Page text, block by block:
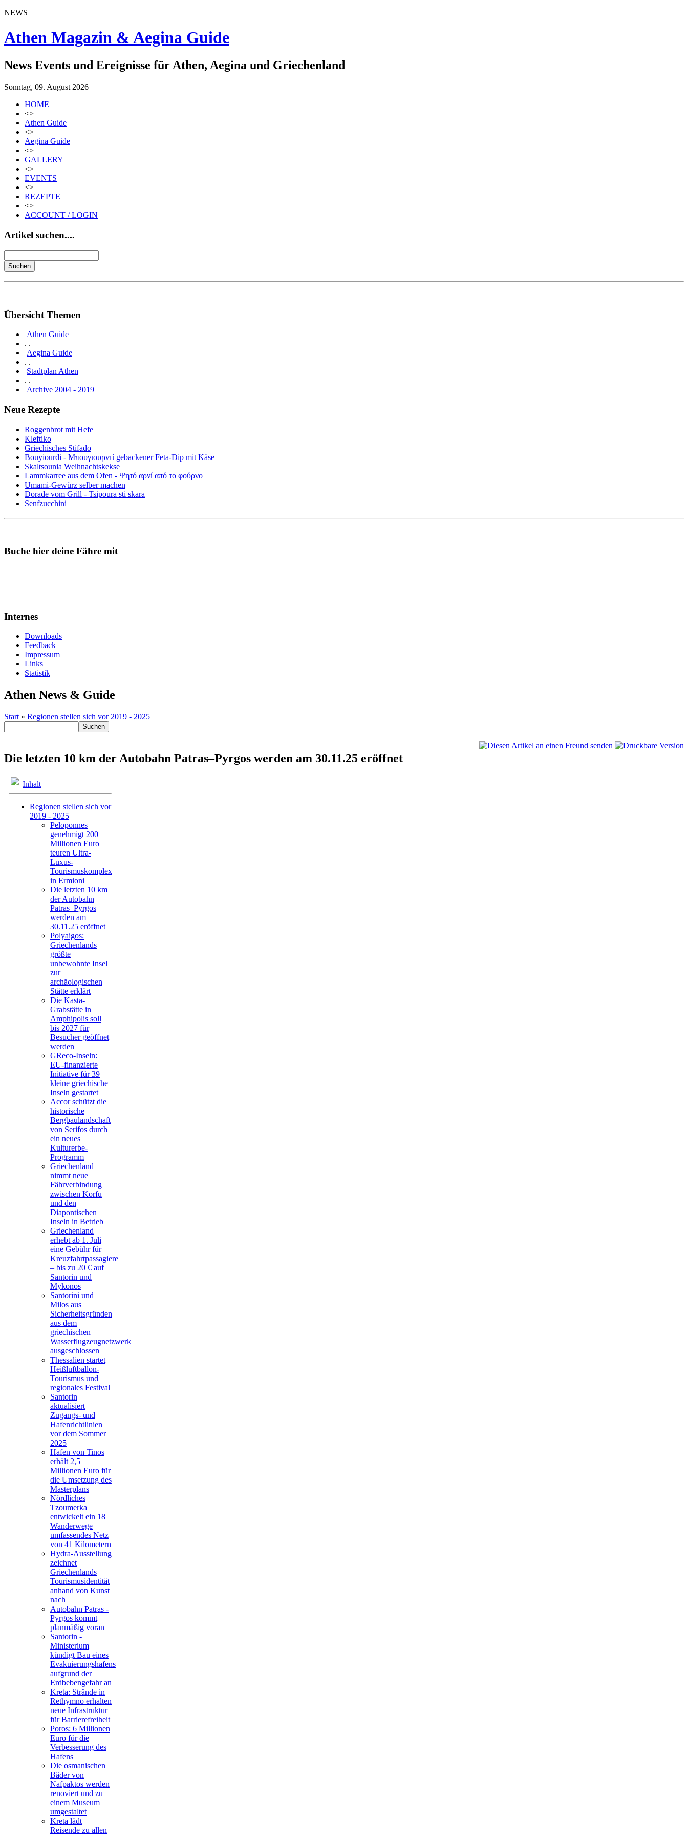
NEWS
Athen Magazin & Aegina Guide
News Events und Ereignisse für Athen, Aegina und Griechenland
Sonntag, 09. August 2026
HOME
<>
Athen Guide
<>
Aegina Guide
<>
GALLERY
<>
EVENTS
<>
REZEPTE
<>
ACCOUNT / LOGIN
Artikel suchen....
Übersicht Themen
Athen Guide
. .
Aegina Guide
. .
Stadtplan Athen
. .
Archive 2004 - 2019
Neue Rezepte
Roggenbrot mit Hefe
Kleftiko
Griechisches Stifado
Bouyiourdi - Μπουγιουρντί gebackener Feta-Dip mit Käse
Skaltsounia Weihnachtskekse
Lammkarree aus dem Ofen - Ψητό αρνί από το φούρνο
Umami-Gewürz selber machen
Dorade vom Grill - Tsipoura sti skara
Senfzucchini
Buche hier deine Fähre mit
Internes
Downloads
Feedback
Impressum
Links
Statistik
Athen News & Guide
Start » Regionen stellen sich vor 2019 - 2025
Die letzten 10 km der Autobahn Patras–Pyrgos werden am 30.11.25 eröffnet
Inhalt
Regionen stellen sich vor
2019 - 2025
Peloponnes
genehmigt 200
Millionen Euro
teuren Ultra-
Luxus-
Tourismuskomplex
in Ermioni
Die letzten 10 km
der Autobahn
Patras–Pyrgos
werden am
30.11.25 eröffnet
Polyaigos:
Griechenlands
größte
unbewohnte Insel
zur
archäologischen
Stätte erklärt
Die Kasta-
Grabstätte in
Amphipolis soll
bis 2027 für
Besucher geöffnet
werden
GReco-Inseln:
EU-finanzierte
Initiative für 39
kleine griechische
Inseln gestartet
Accor schützt die
historische
Bergbaulandschaft
von Serifos durch
ein neues
Kulturerbe-
Programm
Griechenland
nimmt neue
Fährverbindung
zwischen Korfu
und den
Diapontischen
Inseln in Betrieb
Griechenland
erhebt ab 1. Juli
eine Gebühr für
Kreuzfahrtpassagiere
– bis zu 20 € auf
Santorin und
Mykonos
Santorini und
Milos aus
Sicherheitsgründen
aus dem
griechischen
Wasserflugzeugnetzwerk
ausgeschlossen
Thessalien startet
Heißluftballon-
Tourismus und
regionales Festival
Santorin
aktualisiert
Zugangs- und
Hafenrichtlinien
vor dem Sommer
2025
Hafen von Tinos
erhält 2,5
Millionen Euro für
die Umsetzung des
Masterplans
Nördliches
Tzoumerka
entwickelt ein 18
Wanderwege
umfassendes Netz
von 41 Kilometern
Hydra-Ausstellung
zeichnet
Griechenlands
Tourismusidentität
anhand von Kunst
nach
Autobahn Patras -
Pyrgos kommt
planmäßig voran
Santorin -
Ministerium
kündigt Bau eines
Evakuierungshafens
aufgrund der
Erdbebengefahr an
Kreta: Strände in
Rethymno erhalten
neue Infrastruktur
für Barrierefreiheit
Poros: 6 Millionen
Euro für die
Verbesserung des
Hafens
Die osmanischen
Bäder von
Nafpaktos werden
renoviert und zu
einem Museum
umgestaltet
Kreta lädt
Reisende zu allen